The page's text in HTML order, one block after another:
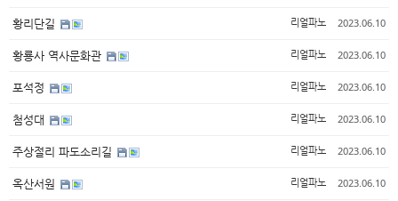
황리단길 리얼파노 2023.06.10
황룡사 역사문화관 리얼파노 2023.06.10
포석정 리얼파노 2023.06.10
첨성대 리얼파노 2023.06.10
주상절리 파도소리길 리얼파노 2023.06.10
옥산서원 리얼파노 2023.06.10